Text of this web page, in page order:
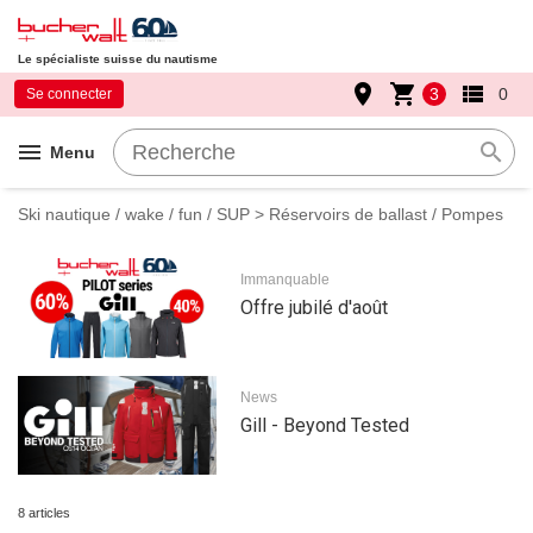
Le spécialiste suisse du nautisme
menu Menu search
Se connecter place shopping_cart 3 view_list 0
Ski nautique / wake / fun / SUP > Réservoirs de ballast / Pompes
Immanquable
Offre jubilé d'août
News
Gill - Beyond Tested
8 articles